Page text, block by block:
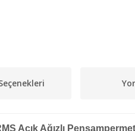
Açık Ağızlı